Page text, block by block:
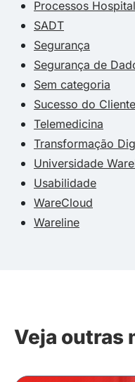
Processos
SADT
Segurança
Segurança de
Sem categoria
Sucesso do Cliente
Telemedicina
Transformação
Universidade
Usabilidade
WareCloud
Wareline
Veja outras